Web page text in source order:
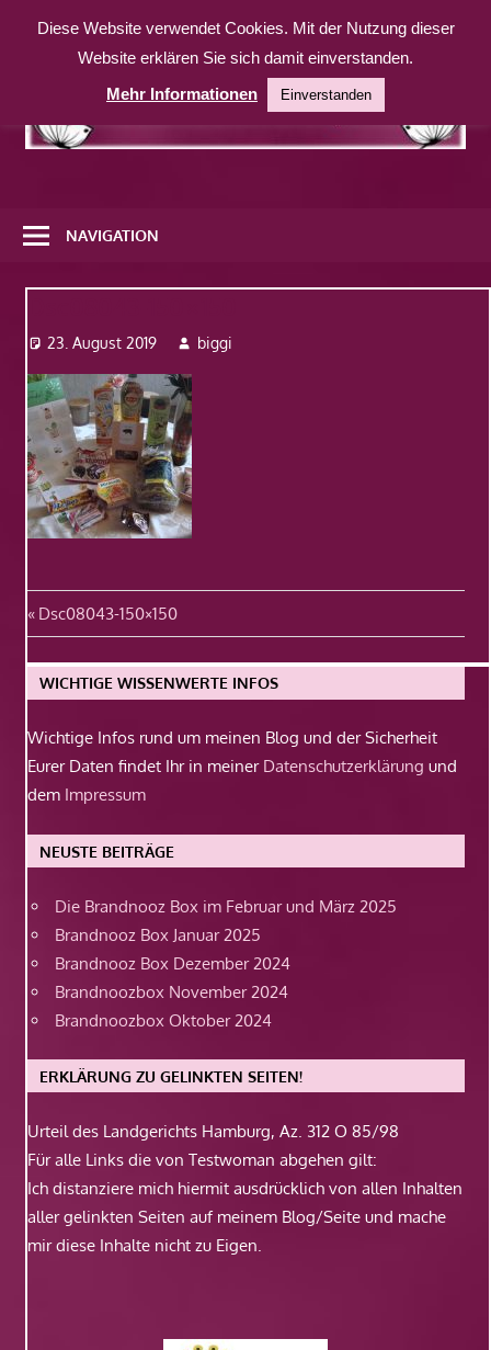
Inhalt
weitere
Website
NAVIGATION
23. August 2019 biggi
Beitragsnavigation
Vorheriger
Beitrag:
Dsc08043-150×150
WICHTIGE WISSENWERTE INFOS
Wichtige Infos rund um meinen Blog und der Sicherheit
Eurer Daten findet Ihr in meiner Datenschutzerklärung und
dem Impressum
NEUSTE BEITRÄGE
Die Brandnooz Box im Februar und März 2025
Brandnooz Box Januar 2025
Brandnooz Box Dezember 2024
Brandnoozbox November 2024
Brandnoozbox Oktober 2024
ERKLÄRUNG ZU GELINKTEN SEITEN!
Urteil des Landgerichts Hamburg, Az. 312 O 85/98
Für alle Links die von Testwoman abgehen gilt:
Ich distanziere mich hiermit ausdrücklich von allen Inhalten
aller gelinkten Seiten auf meinem Blog/Seite und mache
mir diese Inhalte nicht zu Eigen.
Diese Website verwendet Cookies. Mit der Nutzung dieser
Website erklären Sie sich damit einverstanden.
Mehr Informationen
Einverstanden